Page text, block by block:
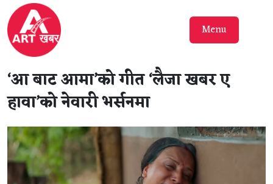
Menu
‘आ बाट आमा’को गीत ‘लैजा खबर ए
हावा’को नेवारी भर्सनमा